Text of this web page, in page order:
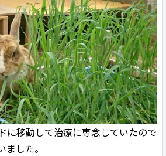
に移動して治療に専念していたので
した。